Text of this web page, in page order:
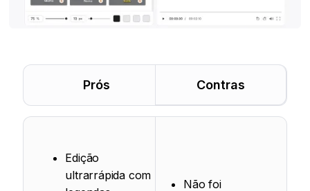
Prós Contras
Edição
ultrarrápida com
Não foi